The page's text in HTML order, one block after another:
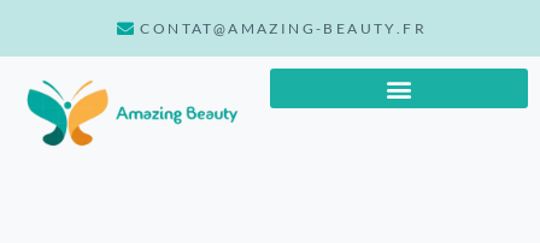
CONTAT@AMAZING-BEAUTY.FR